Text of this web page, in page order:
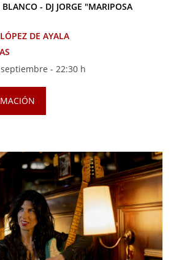
- DJ JORGE "MARIPOSA
DE AYALA
- 22:30 h